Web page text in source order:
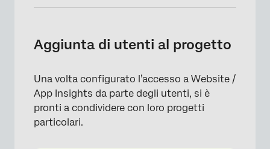
Aggiunta di utenti al progetto
Una volta configurato l’accesso a Website /
App Insights da parte degli utenti, si è
pronti a condividere con loro progetti
particolari.